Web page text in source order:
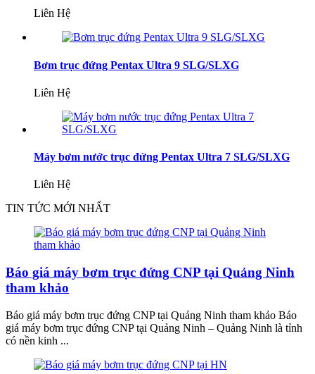
Liên Hệ
Bơm trục đứng Pentax Ultra 9 SLG/SLXG
Liên Hệ
Máy bơm nước trục đứng Pentax Ultra 7 SLG/SLXG
Liên Hệ
TIN TỨC MỚI NHẤT
Báo giá máy bơm trục đứng CNP tại Quảng Ninh
tham khảo
Báo giá máy bơm trục đứng CNP tại Quảng Ninh tham khảo Báo
giá máy bơm trục đứng CNP tại Quảng Ninh – Quảng Ninh là tỉnh
có nền kinh ...